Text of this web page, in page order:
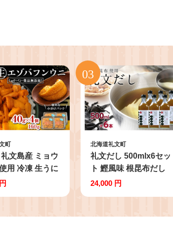
町
文島産 ミョウ
用 冷凍 生うに
ンウニ 40g×4
ンウニ 海鮮
北海道礼文町
礼文だし 500mlx6セッ
ト 鰹風味 根昆布だし
24,000 円